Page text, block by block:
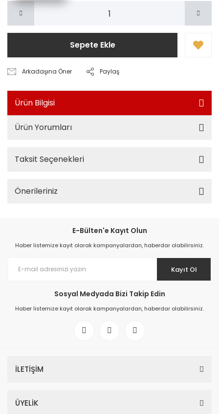
Sepete Ekle
Arkadaşına Öner Paylaş
Ürün Bilgisi
Ürün Yorumları
Taksit Seçenekleri
Önerileriniz
E-Bülten'e Kayıt Olun
Haber listemize kayıt olarak kampanyalardan, haberdar olabilirsiniz.
Kayıt Ol
Sosyal Medyada Bizi Takip Edin
Haber listemize kayıt olarak kampanyalardan, haberdar olabilirsiniz.
İLETİŞİM
ÜYELİK